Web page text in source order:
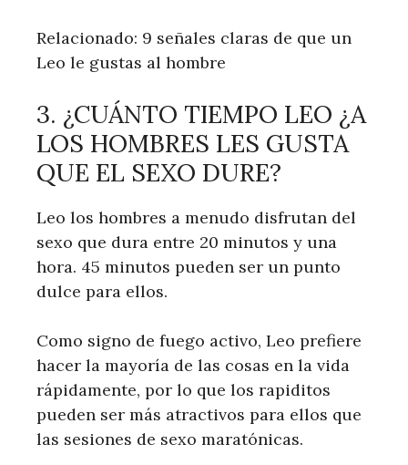
Relacionado: 9 señales claras de que un
Leo le gustas al hombre
3. ¿CUÁNTO TIEMPO LEO ¿A
LOS HOMBRES LES GUSTA
QUE EL SEXO DURE?
Leo los hombres a menudo disfrutan del
sexo que dura entre 20 minutos y una
hora. 45 minutos pueden ser un punto
dulce para ellos.
Como signo de fuego activo, Leo prefiere
hacer la mayoría de las cosas en la vida
rápidamente, por lo que los rapiditos
pueden ser más atractivos para ellos que
las sesiones de sexo maratónicas.